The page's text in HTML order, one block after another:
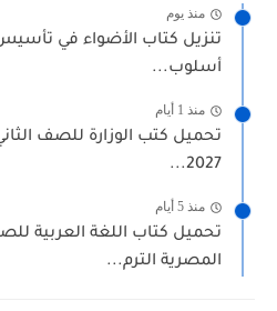
منذ يوم
أسلوب...
منذ 1 أيام
تحميل كتب الوزارة للصف الثاني
2027...
منذ 5 أيام
تحميل كتاب اللغة العربية للصف
المصرية الترم...